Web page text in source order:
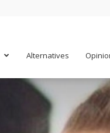
Alternatives